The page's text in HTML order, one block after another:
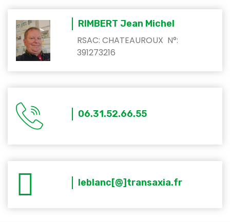
RIMBERT Jean Michel
RSAC: CHATEAUROUX N°:
391273216
06.31.52.66.55
leblanc[@]transaxia.fr